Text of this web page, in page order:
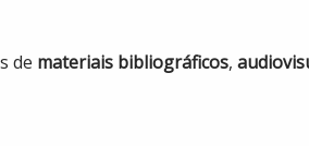
de materiais bibliográficos,